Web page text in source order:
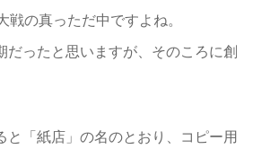
戦の真っただ中ですよね。
だったと思いますが、そのころに創
と「紙店」の名のとおり、コピー用